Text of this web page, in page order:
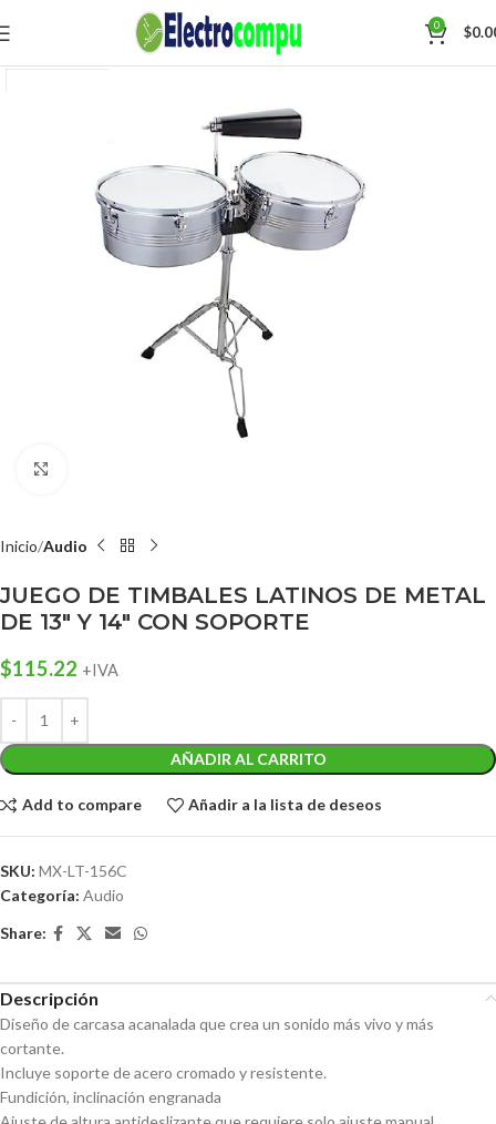
0 $
Inicio Audio
JUEGO DE TIMBALES LATINOS DE METAL
DE 13″ Y 14″ CON SOPORTE
$115.22 +IVA
AÑADIR AL CARRITO
Add to compare Añadir a la lista de deseos
SKU: MX-LT-156C
Categoría: Audio
Share:
Descripción
Diseño de carcasa acanalada que crea un sonido más vivo y más
cortante.
Incluye soporte de acero cromado y resistente.
Fundición, inclinación engranada